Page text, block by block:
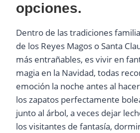
opciones.
Dentro de las tradiciones
de los Reyes Magos o Santa
más entrañables, es vivir en
magia en la Navidad, todas
emoción la noche antes al
los zapatos perfectamente
junto al árbol, a veces dejar
los visitantes de fantasía,